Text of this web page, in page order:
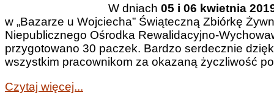
W dniach 05 i 06 kwietnia
w „Bazarze u Wojciecha” Świąteczną Zbiórkę
Niepublicznego Ośrodka Rewalidacyjno-
przygotowano 30 paczek. Bardzo serdecznie
wszystkim pracownikom za okazaną życzliwość
Czytaj więcej...